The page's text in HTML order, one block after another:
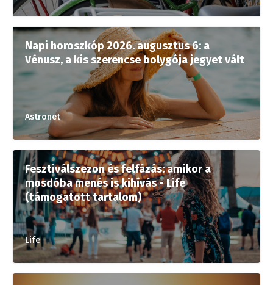
Napi horoszkóp 2026. augusztus 6: a
Vénusz, a kis szerencse bolygója jegyet vált
Astronet
Fesztiválszezon és felfázás: amikor a
mosdóba menés is kihívás - Life
(támogatott tartalom)
Life